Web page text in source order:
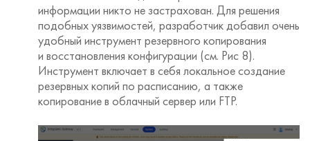
информации никто не застрахован. Для решения
подобных уязвимостей, разработчик добавил очень
удобный инструмент резервного копирования
и восстановления конфигурации (см. Рис 8).
Инструмент включает в себя локальное создание
резервных копий по расписанию, а также
копирование в облачный сервер или FTP.